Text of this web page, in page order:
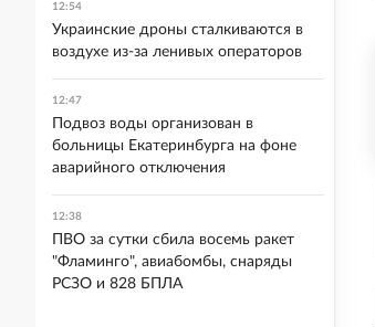
12:54
Украинские дроны сталкиваются в
воздухе из-за ленивых операторов
12:47
Подвоз воды организован в
больницы Екатеринбурга на фоне
аварийного отключения
12:38
ПВО за сутки сбила восемь ракет
"Фламинго", авиабомбы, снаряды
РСЗО и 828 БПЛА